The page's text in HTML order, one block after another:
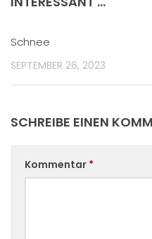
Schnee
SEPTEMBER 26, 2023
SCHREIBE EINEN
Kommentar *